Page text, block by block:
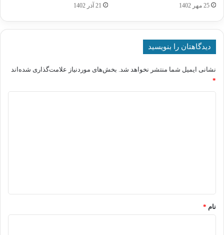
25 مهر 1402 21 آذر 1402
دیدگاهتان را بنویسید
نشانی ایمیل شما منتشر نخواهد شد. بخش‌های موردنیاز علامت‌گذاری شده‌اند
*
نام *